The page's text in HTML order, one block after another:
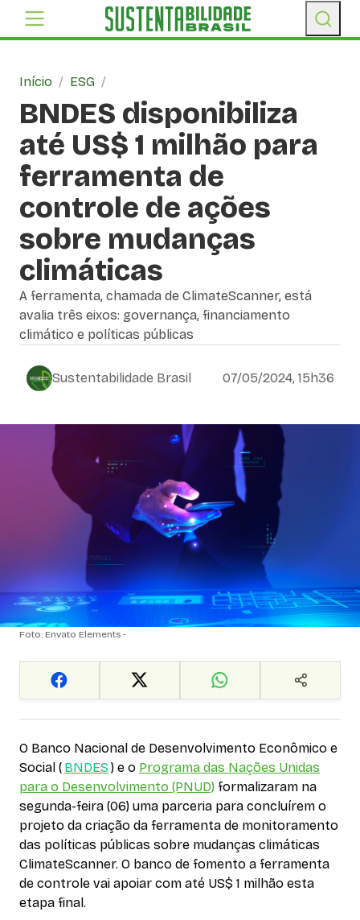
Início / ESG /
BNDES disponibiliza
até US$ 1 milhão para
ferramenta de
controle de ações
sobre mudanças
climáticas
A ferramenta, chamada de ClimateScanner, está
avalia três eixos: governança, financiamento
climático e políticas públicas
Sustentabilidade Brasil 07/05/2024, 15h36
Foto: Envato Elements -
O Banco Nacional de Desenvolvimento Econômico e
Social ( BNDES ) e o Programa das Nações Unidas
para o Desenvolvimento (PNUD) formalizaram na
segunda-feira (06) uma parceria para concluírem o
projeto da criação da ferramenta de monitoramento
das políticas públicas sobre mudanças climáticas
ClimateScanner. O banco de fomento a ferramenta
de controle vai apoiar com até US$ 1 milhão esta
etapa final.